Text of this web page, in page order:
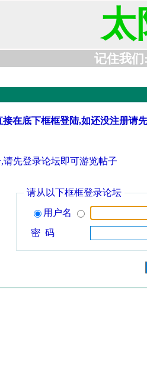
太
记住我们
在底下框框登陆,如还没注册请
请先登录论坛即可游览帖子
请从以下框框登录论坛
用户名
密 码